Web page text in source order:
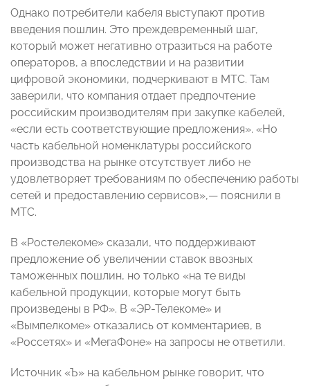
Однако потребители кабеля выступают против
введения пошлин. Это преждевременный шаг,
который может негативно отразиться на работе
операторов, а впоследствии и на развитии
цифровой экономики, подчеркивают в МТС. Там
заверили, что компания отдает предпочтение
российским производителям при закупке кабелей,
«если есть соответствующие предложения». «Но
часть кабельной номенклатуры российского
производства на рынке отсутствует либо не
удовлетворяет требованиям по обеспечению работы
сетей и предоставлению сервисов»,— пояснили в
МТС.
В «Ростелекоме» сказали, что поддерживают
предложение об увеличении ставок ввозных
таможенных пошлин, но только «на те виды
кабельной продукции, которые могут быть
произведены в РФ». В «ЭР-Телекоме» и
«Вымпелкоме» отказались от комментариев, в
«Россетях» и «МегаФоне» на запросы не ответили.
Источник «Ъ» на кабельном рынке говорит, что